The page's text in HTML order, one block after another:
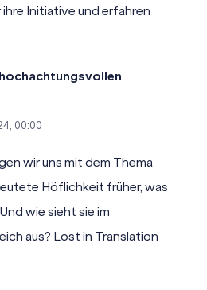
Initiative und erfahren
00:00
wir uns mit dem Thema
Höflichkeit früher, was
wie sieht sie im
aus? Lost in Translation